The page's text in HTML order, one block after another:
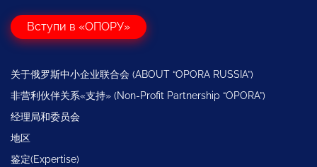
Вступи в «ОПОРУ»
关于俄罗斯中小企业联合会 (ABOUT “OPORA RUSSIA”)
非营利伙伴关系«支持» (Non-Profit Partnership “OPORA”)
经理局和委员会
地区
鉴定(Expertise)